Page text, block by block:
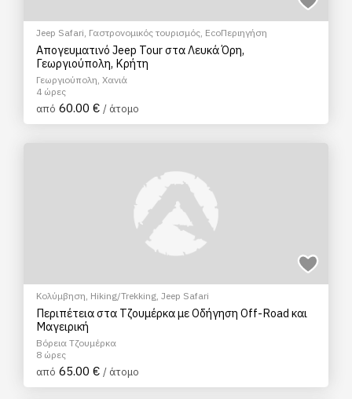
Jeep Safari, Γαστρονομικός τουρισμός, EcoΠεριηγήση
Απογευματινό Jeep Tour στα Λευκά Όρη,
Γεωργιούπολη, Κρήτη
Γεωργιούπολη, Χανιά
4 ώρες
από 60.00 € / άτομο
Κολύμβηση, Hiking/Trekking, Jeep Safari
Περιπέτεια στα Τζουμέρκα με Οδήγηση Off-Road και
Μαγειρική
Βόρεια Τζουμέρκα
8 ώρες
από 65.00 € / άτομο